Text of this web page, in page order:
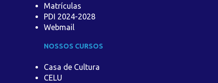
Matrículas
PDI 2024-2028
Webmail
NOSSOS CURSOS
Casa de Cultura
CELU